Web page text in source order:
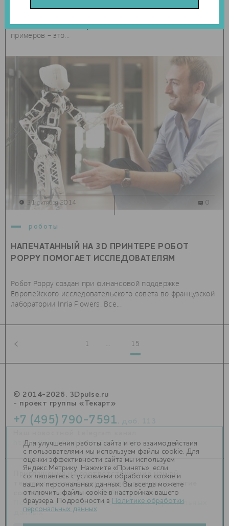
3D-печати на многих уровнях. Один из самых недавних
примеров – это...
роботы
НАПЕЧАТАННЫЙ НА 3D ПРИНТЕРЕ РОБОТ
POPPY ПОМОГАЕТ ИССЛЕДОВАТЕЛЯМ
Робот Poppy создан при финансовой поддержке
Европейского исследовательского совета во французской
лаборатории Inria Flowers. Все...
31 октября 2014 0
1 ... 15
© 2014-2026. 3Dpulse.ru
- проект группы «Текарт»
+7 (495) 790-7591
https://t.me/Techart_CaseStudy
Приглашения на соответствующие нашей
тематике мероприятия, пресс-релизы и другие
сообщения ждем наinfo@3dpulse.ru .
Политика в отношении обработки персональных
данных
Для улучшения работы сайта и его взаимодействия
с пользователями мы используем файлы cookie. Для
оценки эффективности сайта мы используем
Яндекс.Метрику. Нажмите «Принять», если
соглашаетесь с условиями обработки cookie и
ваших персональных данных. Вы всегда можете
отключить файлы cookie в настройках вашего
браузера. Подробности в
Политике обработки
персональных данных